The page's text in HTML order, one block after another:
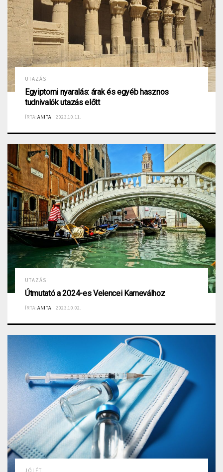
UTAZÁS
Egyiptomi nyaralás: árak és egyéb hasznos
tudnivalók utazás előtt
ÍRTA:ANITA 2023.10.11.
UTAZÁS
Útmutató a 2024-es Velencei Karneválhoz
ÍRTA:ANITA 2023.10.02.